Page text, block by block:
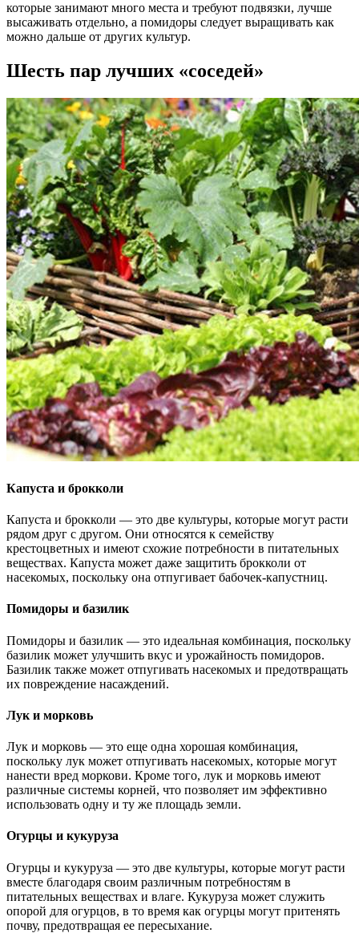
которые занимают много места и требуют подвязки, лучше
высаживать отдельно, а помидоры следует выращивать как
можно дальше от других культур.
Шесть пар лучших «соседей»
Капуста и брокколи
Капуста и брокколи — это две культуры, которые могут расти
рядом друг с другом. Они относятся к семейству
крестоцветных и имеют схожие потребности в питательных
веществах. Капуста может даже защитить брокколи от
насекомых, поскольку она отпугивает бабочек-капустниц.
Помидоры и базилик
Помидоры и базилик — это идеальная комбинация, поскольку
базилик может улучшить вкус и урожайность помидоров.
Базилик также может отпугивать насекомых и предотвращать
их повреждение насаждений.
Лук и морковь
Лук и морковь — это еще одна хорошая комбинация,
поскольку лук может отпугивать насекомых, которые могут
нанести вред моркови. Кроме того, лук и морковь имеют
различные системы корней, что позволяет им эффективно
использовать одну и ту же площадь земли.
Огурцы и кукуруза
Огурцы и кукуруза — это две культуры, которые могут расти
вместе благодаря своим различным потребностям в
питательных веществах и влаге. Кукуруза может служить
опорой для огурцов, в то время как огурцы могут притенять
почву, предотвращая ее пересыхание.